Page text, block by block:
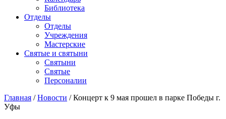
Библиотека
Отделы
Отделы
Учреждения
Мастерские
Святые и святыни
Cвятыни
Cвятые
Персоналии
Главная /Новости /Концерт к 9 мая прошел в парке Победы г.
Уфы